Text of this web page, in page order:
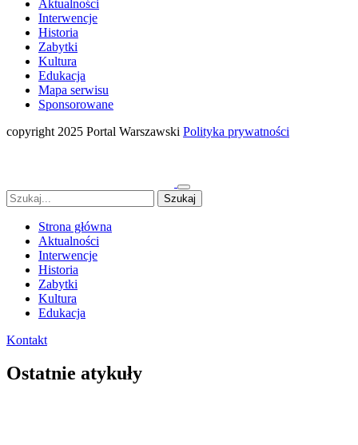
Aktualności
Interwencje
Historia
Zabytki
Kultura
Edukacja
Mapa serwisu
Sponsorowane
copyright 2025 Portal Warszawski Polityka prywatności
Strona główna
Aktualności
Interwencje
Historia
Zabytki
Kultura
Edukacja
Kontakt
Ostatnie atykuły